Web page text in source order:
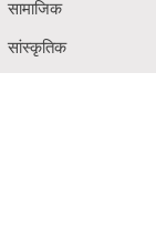
सामाजिक
सांस्कृतिक